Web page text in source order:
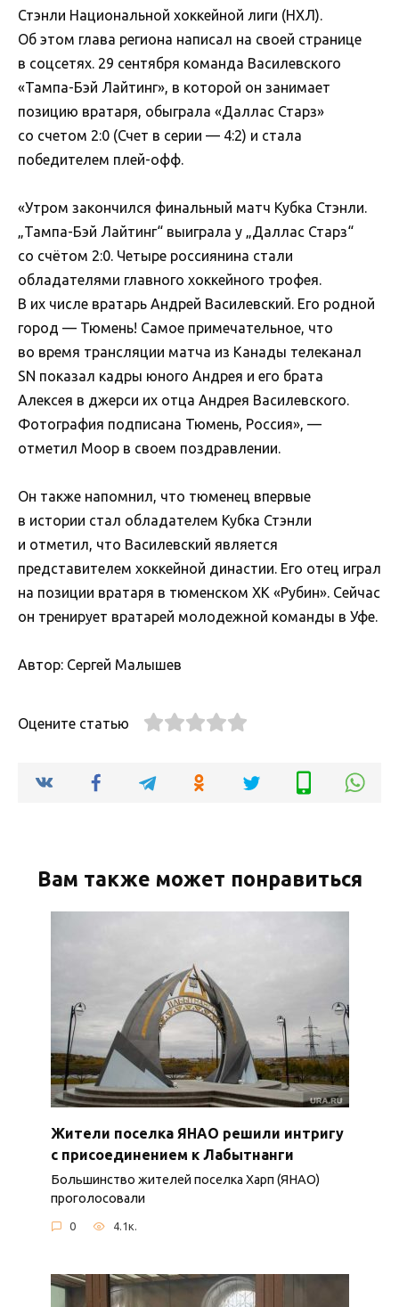
Стэнли Национальной хоккейной лиги (НХЛ).
Об этом глава региона написал на своей странице
в соцсетях. 29 сентября команда Василевского
«Тампа-Бэй Лайтинг», в которой он занимает
позицию вратаря, обыграла «Даллас Старз»
со счетом 2:0 (Счет в серии — 4:2) и стала
победителем плей-офф.
«Утром закончился финальный матч Кубка Стэнли.
„Тампа-Бэй Лайтинг“ выиграла у „Даллас Старз“
со счётом 2:0. Четыре россиянина стали
обладателями главного хоккейного трофея.
В их числе вратарь Андрей Василевский. Его родной
город — Тюмень! Самое примечательное, что
во время трансляции матча из Канады телеканал
SN показал кадры юного Андрея и его брата
Алексея в джерси их отца Андрея Василевского.
Фотография подписана Тюмень, Россия», —
отметил Моор в своем поздравлении.
Он также напомнил, что тюменец впервые
в истории стал обладателем Кубка Стэнли
и отметил, что Василевский является
представителем хоккейной династии. Его отец играл
на позиции вратаря в тюменском ХК «Рубин». Сейчас
он тренирует вратарей молодежной команды в Уфе.
Автор: Сергей Малышев
Оцените статью
Вам также может понравиться
Жители поселка ЯНАО решили интригу
с присоединением к Лабытнанги
Большинство жителей поселка Харп (ЯНАО)
проголосовали
0 4.1к.